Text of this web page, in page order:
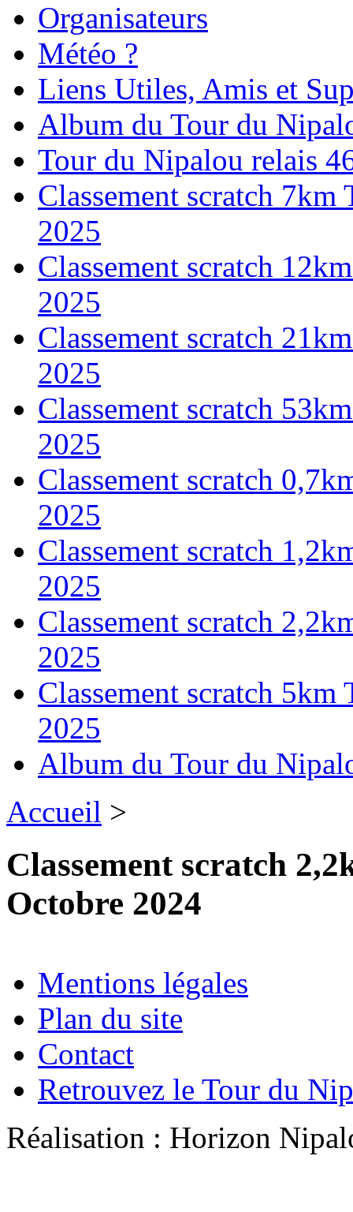
Organisateurs
Météo ?
Liens Utiles, Amis et
Album du Tour du
Tour du Nipalou relais
Classement scratch
2025
Classement scratch
2025
Classement scratch
2025
Classement scratch
2025
Classement scratch
2025
Classement scratch
2025
Classement scratch
2025
Classement scratch
2025
Album du Tour du
Accueil >
Classement scratch
Octobre 2024
Mentions légales
Plan du site
Contact
Retrouvez le Tour du
Réalisation : Horizon